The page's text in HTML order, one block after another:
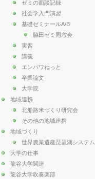
ゼミの面談記録
社会学入門演習
基礎ゼミナールA/B
脇田ゼミ同窓会
実習
講義
エンパワねっと
卒業論文
大学院
地域連携
北船路米づくり研究会
その他の地域連携
地域づくり
世界農業遺産琵琶湖システム
大学の仕事
龍谷大学関連
龍谷大学吹奏楽部